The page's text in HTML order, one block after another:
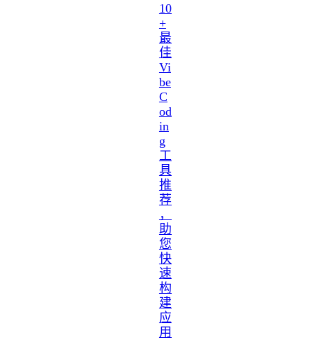
10
+
最
佳
Vi
be
C
od
in
g
工
具
推
荐
，
助
您
快
速
构
建
应
用